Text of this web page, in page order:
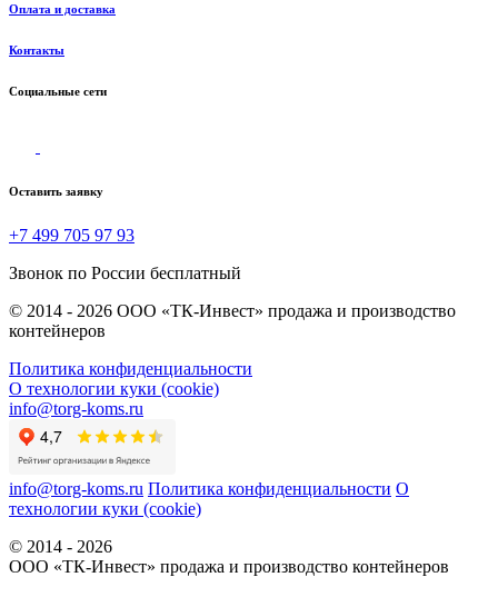
Оплата и доставка
Контакты
Социальные сети
Оставить заявку
+7 499 705 97 93
Звонок по России бесплатный
© 2014 - 2026 ООО «ТК-Инвест» продажа и производство
контейнеров
Политика конфиденциальности
О технологии куки (cookie)
info@torg-koms.ru
info@torg-koms.ru Политика конфиденциальности О
технологии куки (cookie)
© 2014 - 2026
ООО «ТК-Инвест» продажа и производство контейнеров